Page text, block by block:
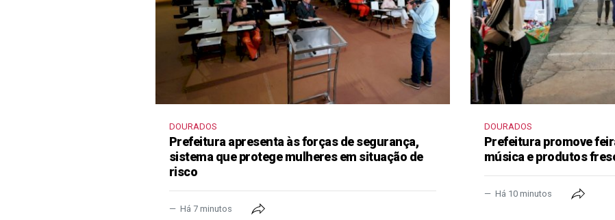
DOURADOS
Prefeitura apresenta às forças de segurança,
sistema que protege mulheres em situação de
risco
Há 7 minutos
DOURADOS
Prefeitura promove
música e produtos
Há 10 minutos